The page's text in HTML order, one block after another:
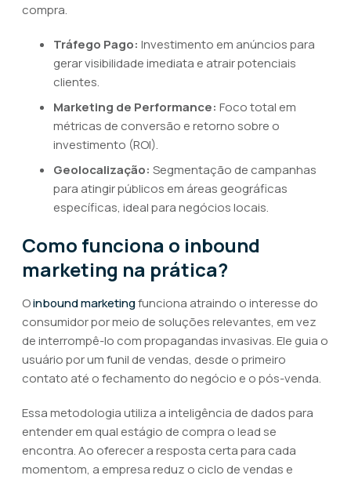
compra.
Tráfego Pago: Investimento em anúncios para
gerar visibilidade imediata e atrair potenciais
clientes.
Marketing de Performance: Foco total em
métricas de conversão e retorno sobre o
investimento (ROI).
Geolocalização: Segmentação de campanhas
para atingir públicos em áreas geográficas
específicas, ideal para negócios locais.
Como funciona o inbound
marketing na prática?
Oinbound marketingfunciona atraindo o interesse do
consumidor por meio de soluções relevantes, em vez
de interrompê-lo com propagandas invasivas. Ele guia o
usuário por um funil de vendas, desde o primeiro
contato até o fechamento do negócio e o pós-venda.
Essa metodologia utiliza a inteligência de dados para
entender em qual estágio de compra o lead se
encontra. Ao oferecer a resposta certa para cada
momentom, a empresa reduz o ciclo de vendas e